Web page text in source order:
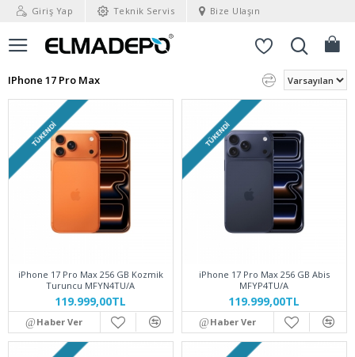
Giriş Yap Teknik Servis Bize Ulaşın
IPhone 17 Pro Max
TÜKENDI
iPhone 17 Pro Max 256 GB Kozmik
Turuncu MFYN4TU/A
119.999,00TL
Haber Ver
TÜKENDI
iPhone 17 Pro Max 256 GB Abis
MFYP4TU/A
119.999,00TL
Haber Ver